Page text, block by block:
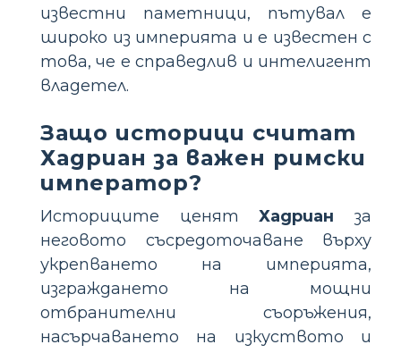
известни паметници, пътувал е
широко из империята и е известен с
това, че е справедлив и интелигент
владетел.
Защо историци считат
Хадриан за важен римски
император?
Историците ценятХадриан за
неговото съсредоточаване върху
укрепването на империята,
изграждането на мощни
отбранителни съоръжения,
насърчаването на изкуството и